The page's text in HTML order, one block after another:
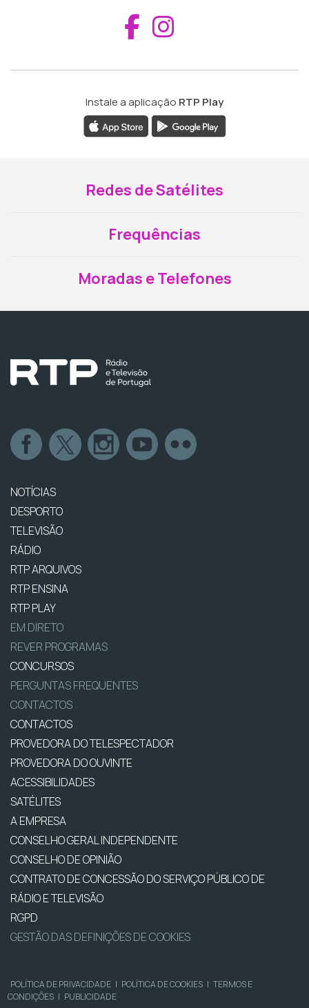
Aceder ao
Instale a aplicação RTP Play
Redes de Satélites
Frequências
Moradas e Telefones
NOTÍCIAS
DESPORTO
TELEVISÃO
RÁDIO
RTP ARQUIVOS
RTP ENSINA
RTP PLAY
EM DIRETO
REVER PROGRAMAS
CONCURSOS
PERGUNTAS FREQUENTES
CONTACTOS
CONTACTOS
PROVEDORA DO TELESPECTADOR
PROVEDORA DO OUVINTE
ACESSIBILIDADES
SATÉLITES
A EMPRESA
CONSELHO GERAL INDEPENDENTE
CONSELHO DE OPINIÃO
CONTRATO DE CONCESSÃO DO SERVIÇO PÚBLICO DE
RÁDIO E TELEVISÃO
RGPD
GESTÃO DAS DEFINIÇÕES DE COOKIES
POLÍTICA DE PRIVACIDADE | POLÍTICA DE COOKIES | TERMOS E
CONDIÇÕES | PUBLICIDADE